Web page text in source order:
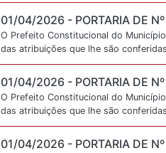
01/04/2026 - PORTARIA DE
O Prefeito Constitucional do
das atribuições que lhe são
01/04/2026 - PORTARIA DE
O Prefeito Constitucional do
das atribuições que lhe são
01/04/2026 - PORTARIA DE